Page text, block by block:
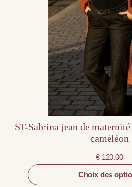
ST-Sabrina jean de
caméléon
€ 120,00
Choix des
produit
a
plusieurs
variations.
sur
la
page